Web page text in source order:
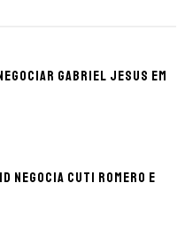
Gabriel Jesus em
negocia Cuti Romero e